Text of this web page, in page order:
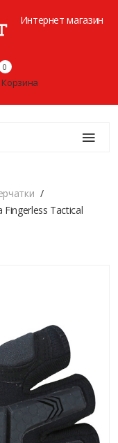
Интернет магазин
Корзина
0
Fingerless Tactical